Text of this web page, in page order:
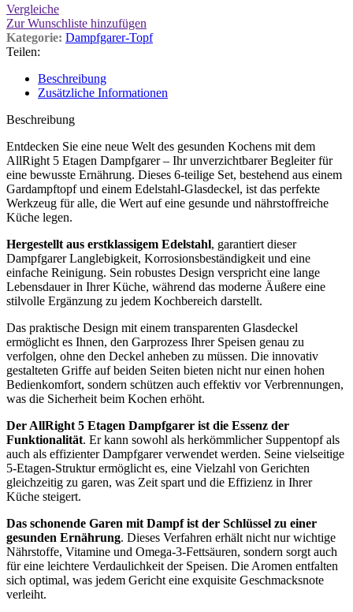
Vergleiche
Zur Wunschliste hinzufügen
Kategorie: Dampfgarer-Topf
Teilen:
Beschreibung
Zusätzliche Informationen
Beschreibung
Entdecken Sie eine neue Welt des gesunden Kochens mit dem
AllRight 5 Etagen Dampfgarer – Ihr unverzichtbarer Begleiter für
eine bewusste Ernährung. Dieses 6-teilige Set, bestehend aus einem
Gardampftopf und einem Edelstahl-Glasdeckel, ist das perfekte
Werkzeug für alle, die Wert auf eine gesunde und nährstoffreiche
Küche legen.
Hergestellt aus erstklassigem Edelstahl, garantiert dieser
Dampfgarer Langlebigkeit, Korrosionsbeständigkeit und eine
einfache Reinigung. Sein robustes Design verspricht eine lange
Lebensdauer in Ihrer Küche, während das moderne Äußere eine
stilvolle Ergänzung zu jedem Kochbereich darstellt.
Das praktische Design mit einem transparenten Glasdeckel
ermöglicht es Ihnen, den Garprozess Ihrer Speisen genau zu
verfolgen, ohne den Deckel anheben zu müssen. Die innovativ
gestalteten Griffe auf beiden Seiten bieten nicht nur einen hohen
Bedienkomfort, sondern schützen auch effektiv vor Verbrennungen,
was die Sicherheit beim Kochen erhöht.
Der AllRight 5 Etagen Dampfgarer ist die Essenz der
Funktionalität. Er kann sowohl als herkömmlicher Suppentopf als
auch als effizienter Dampfgarer verwendet werden. Seine vielseitige
5-Etagen-Struktur ermöglicht es, eine Vielzahl von Gerichten
gleichzeitig zu garen, was Zeit spart und die Effizienz in Ihrer
Küche steigert.
Das schonende Garen mit Dampf ist der Schlüssel zu einer
gesunden Ernährung. Dieses Verfahren erhält nicht nur wichtige
Nährstoffe, Vitamine und Omega-3-Fettsäuren, sondern sorgt auch
für eine leichtere Verdaulichkeit der Speisen. Die Aromen entfalten
sich optimal, was jedem Gericht eine exquisite Geschmacksnote
verleiht.